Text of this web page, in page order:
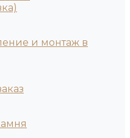
и монтаж в